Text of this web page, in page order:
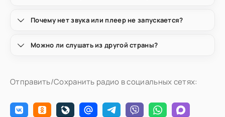
Почему нет звука или плеер не запускается?
Можно ли слушать из другой страны?
Отправить/Сохранить радио в социальных сетях: